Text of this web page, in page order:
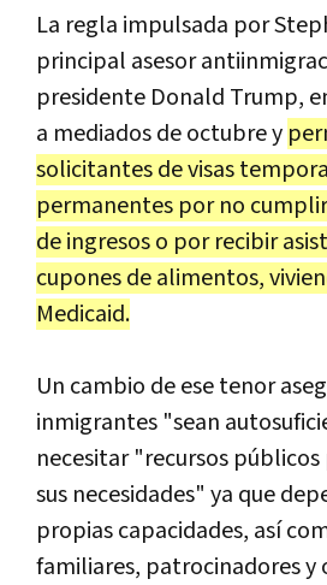
La regla impulsada por
principal asesor
presidente Donald Trump,
a mediados de octubre y
solicitantes de visas
permanentes por no
de ingresos o por recibir
cupones de alimentos,
Medicaid.
Un cambio de ese tenor
inmigrantes "sean
necesitar "recursos
sus necesidades" ya que
propias capacidades, así
familiares, patrocinadores y